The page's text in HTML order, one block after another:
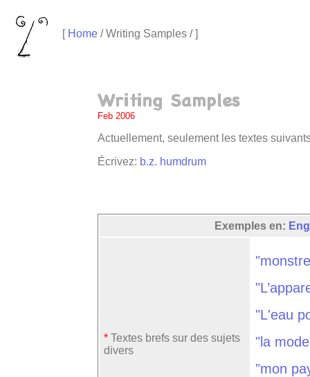
[ Home / Writing Samples / ]
Feb 2006
Actuellement, seulement les textes
Écrivez: b.z. humdrum
Exemples en:
* Textes brefs sur des sujets
divers
"L'eau
"la
"mon